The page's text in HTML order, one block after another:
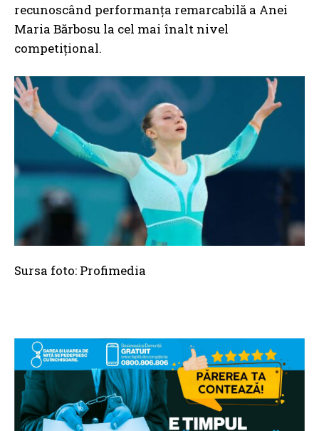
recunoscând performanța remarcabilă a Anei
Maria Bărbosu la cel mai înalt nivel
competițional.
Sursa foto: Profimedia